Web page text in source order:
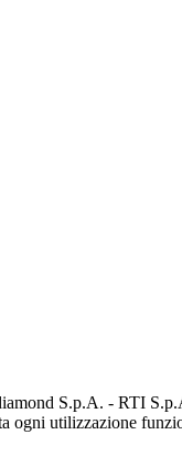
S.p.A. - RTI
ogni utilizzazione